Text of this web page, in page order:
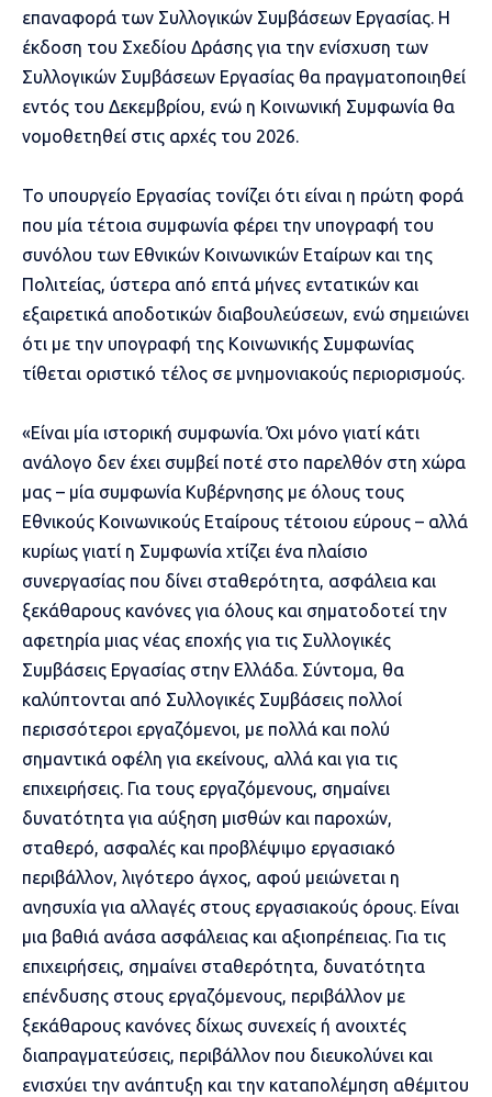
επαναφορά των Συλλογικών Συμβάσεων Εργασίας. Η
έκδοση του Σχεδίου Δράσης για την ενίσχυση των
Συλλογικών Συμβάσεων Εργασίας θα πραγματοποιηθεί
εντός του Δεκεμβρίου, ενώ η Κοινωνική Συμφωνία θα
νομοθετηθεί στις αρχές του 2026.
Το υπουργείο Εργασίας τονίζει ότι είναι η πρώτη φορά
που μία τέτοια συμφωνία φέρει την υπογραφή του
συνόλου των Εθνικών Κοινωνικών Εταίρων και της
Πολιτείας, ύστερα από επτά μήνες εντατικών και
εξαιρετικά αποδοτικών διαβουλεύσεων, ενώ σημειώνει
ότι με την υπογραφή της Κοινωνικής Συμφωνίας
τίθεται οριστικό τέλος σε μνημονιακούς περιορισμούς.
«Είναι μία ιστορική συμφωνία. Όχι μόνο γιατί κάτι
ανάλογο δεν έχει συμβεί ποτέ στο παρελθόν στη χώρα
μας – μία συμφωνία Κυβέρνησης με όλους τους
Εθνικούς Κοινωνικούς Εταίρους τέτοιου εύρους – αλλά
κυρίως γιατί η Συμφωνία χτίζει ένα πλαίσιο
συνεργασίας που δίνει σταθερότητα, ασφάλεια και
ξεκάθαρους κανόνες για όλους και σηματοδοτεί την
αφετηρία μιας νέας εποχής για τις Συλλογικές
Συμβάσεις Εργασίας στην Ελλάδα. Σύντομα, θα
καλύπτονται από Συλλογικές Συμβάσεις πολλοί
περισσότεροι εργαζόμενοι, με πολλά και πολύ
σημαντικά οφέλη για εκείνους, αλλά και για τις
επιχειρήσεις. Για τους εργαζόμενους, σημαίνει
δυνατότητα για αύξηση μισθών και παροχών,
σταθερό, ασφαλές και προβλέψιμο εργασιακό
περιβάλλον, λιγότερο άγχος, αφού μειώνεται η
ανησυχία για αλλαγές στους εργασιακούς όρους. Είναι
μια βαθιά ανάσα ασφάλειας και αξιοπρέπειας. Για τις
επιχειρήσεις, σημαίνει σταθερότητα, δυνατότητα
επένδυσης στους εργαζόμενους, περιβάλλον με
ξεκάθαρους κανόνες δίχως συνεχείς ή ανοιχτές
διαπραγματεύσεις, περιβάλλον που διευκολύνει και
ενισχύει την ανάπτυξη και την καταπολέμηση αθέμιτου